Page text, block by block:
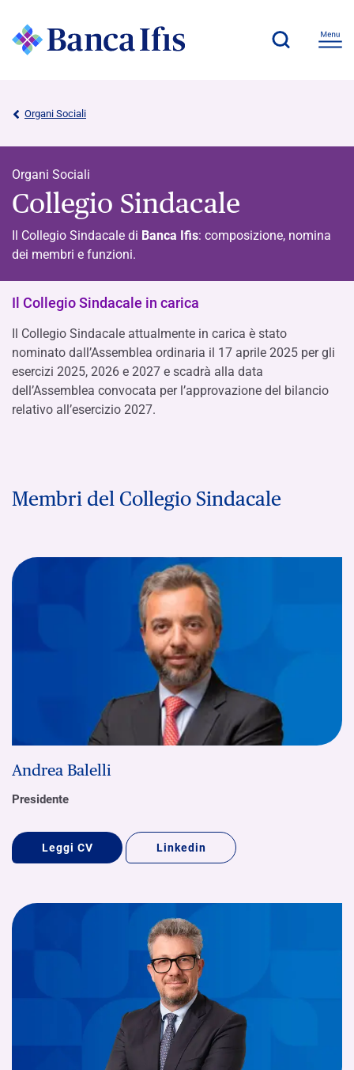
Organi Sociali
Organi Sociali
Collegio Sindacale
Il Collegio Sindacale di Banca Ifis: composizione, nomina
dei membri e funzioni.
Il Collegio Sindacale in carica
Il Collegio Sindacale attualmente in carica è stato
nominato dall’Assemblea ordinaria il 17 aprile 2025 per gli
esercizi 2025, 2026 e 2027 e scadrà alla data
dell’Assemblea convocata per l’approvazione del bilancio
relativo all’esercizio 2027.
Membri del Collegio Sindacale
Andrea Balelli
Presidente
Leggi CV Linkedin